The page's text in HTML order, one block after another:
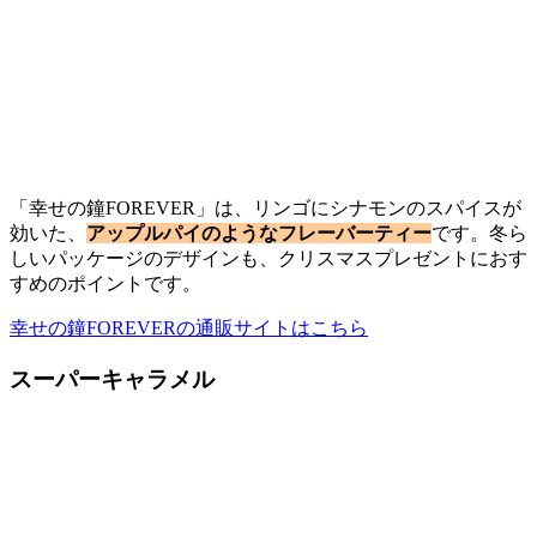
「幸せの鐘FOREVER」は、リンゴにシナモンのスパイスが
効いた、 アップルパイのようなフレーバーティーです。冬ら
しいパッケージのデザインも、クリスマスプレゼントにおす
すめのポイントです。
幸せの鐘FOREVERの通販サイトはこちら
スーパーキャラメル